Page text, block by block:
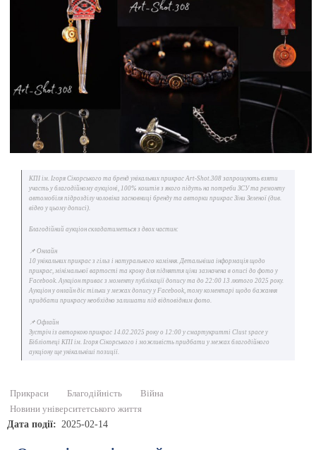
КПІ ім. Ігоря Сікорського та бренд унікальних прикрас Art-Shot.308 запрошують взяти
участь у благодійному аукціоні, 100% коштів з якого підуть на потреби ЗСУ та ремонту
автомобіля підрозділу чоловіка засновниці бренду та авторки прикрас Зіни Зеленої (див.
відео у цьому дописі).
Благодійний аукціон складатиметься з двох частин:
📌 Онлайн
10 унікальних прикрас з гільз і натурального каміння. Детальніша інформація щодо
прикрас, мінімальної вартості та кроку для підняття ціни зазначена в описі до фото у
Facebook. Аукціон триває з моменту публікації допису та до 22:00 13 лютого 2025 року.
Аукціон у онлайн діє тільки у межах допису у Facebook, тому коментарі щодо бажання
придбати прикрасу необхідно залишати під відповідним фото.
📌 Офлайн
Зустріч із авторкою прикрас 14.02.2025 року о 12:00 у смартукритті Clust space у
Бібліотеці КПІ ім. Ігоря Сікорського і можливість придбати у межах благодійного
аукціону ще унікальніші позиції.
Прикраси Благодійність
Війна
Новини університетського життя
Дата події 2025-02-14